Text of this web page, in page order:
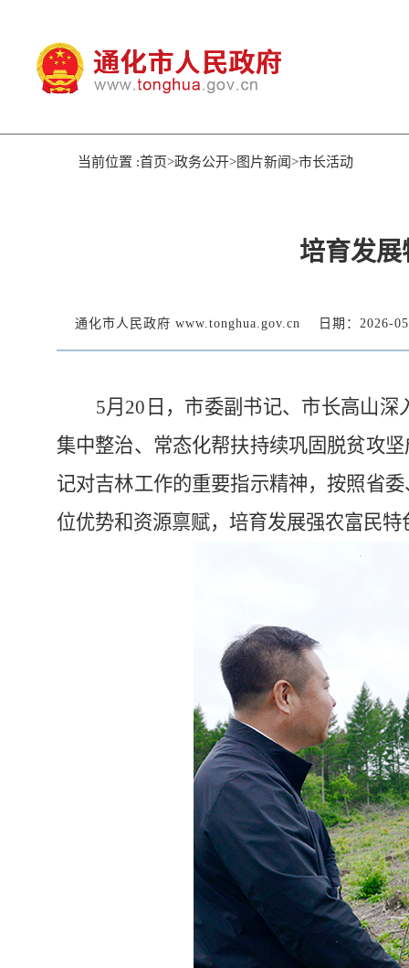
当前位置 :首页>政务公开>图片新闻>市长活动
培育发
通化市人民政府 www.tonghua.gov.cn 日期：2026-
5月20日，市委副书记、市长高山深
集中整治、常态化帮扶持续巩固脱贫攻
记对吉林工作的重要指示精神，按照省
位优势和资源禀赋，培育发展强农富民